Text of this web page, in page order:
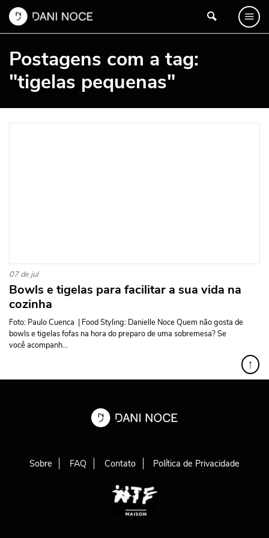
Postagens com a tag:
"tigelas pequenas"
07 de jul
Bowls e tigelas para facilitar a sua vida na
cozinha
Foto: Paulo Cuenca | Food Styling: Danielle Noce Quem não gosta de
bowls e tigelas fofas na hora do preparo de uma sobremesa? Se
você acompanh...
↑
Sobre FAQ Contato Política de Privacidade